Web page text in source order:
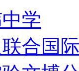
学
合国